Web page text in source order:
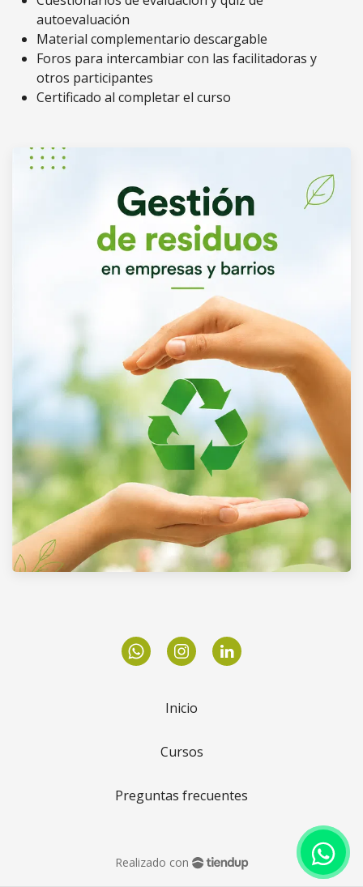
autoevaluación
Material complementario descargable
Foros para intercambiar con las facilitadoras y
otros participantes
Certificado al completar el curso
Inicio
Cursos
Preguntas frecuentes
Realizado con